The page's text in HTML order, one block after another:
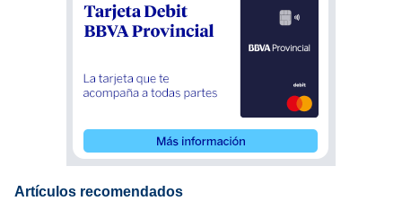
Artículos recomendados